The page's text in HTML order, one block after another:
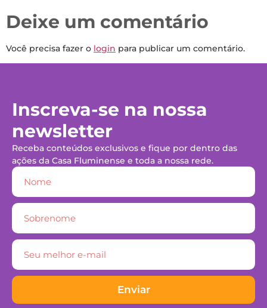
Deixe um comentário
Você precisa fazer o login para publicar um comentário.
Inscreva-se na nossa
newsletter
Receba conteúdos exclusivos e fique por dentro das
ações da Casa Fluminense e toda a nossa rede.
Enviar